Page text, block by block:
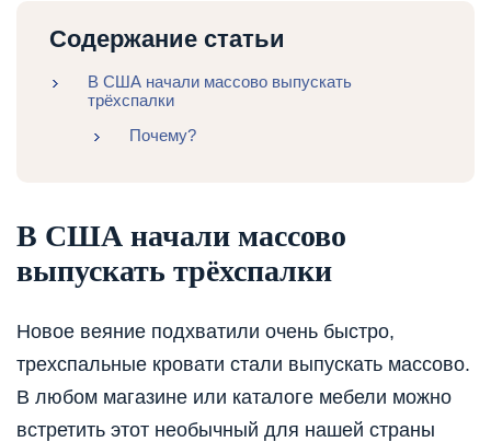
Содержание статьи
В США начали массово выпускать
трёхспалки
Почему?
В США начали массово
выпускать трёхспалки
Новое веяние подхватили очень быстро,
трехспальные кровати стали выпускать массово.
В любом магазине или каталоге мебели можно
встретить этот необычный для нашей страны